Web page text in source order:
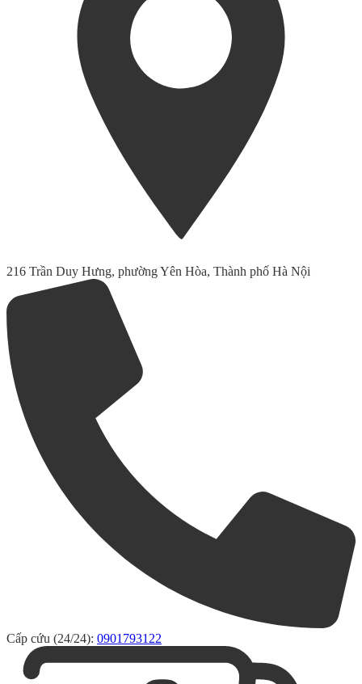
216 Trần Duy Hưng, phường Yên Hòa, Thành phố Hà Nội
Cấp cứu (24/24): 0901793122